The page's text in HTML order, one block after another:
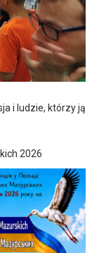
i ludzie, którzy ją
2026